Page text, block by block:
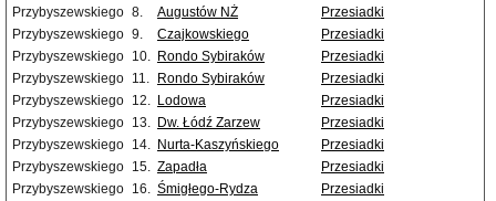
Przybyszewskiego 8. Augustów NŻ
Przesiadki
Przybyszewskiego 9. Czajkowskiego
Przesiadki
Przybyszewskiego 10. Rondo Sybiraków
Przesiadki
Przybyszewskiego 11. Rondo Sybiraków
Przesiadki
Przybyszewskiego 12. Lodowa
Przesiadki
Przybyszewskiego 13. Dw. Łódź Zarzew
Przesiadki
Przybyszewskiego 14. Nurta-Kaszyńskiego
Przesiadki
Przybyszewskiego 15. Zapadła
Przesiadki
Przybyszewskiego 16. Śmigłego-Rydza
Przesiadki